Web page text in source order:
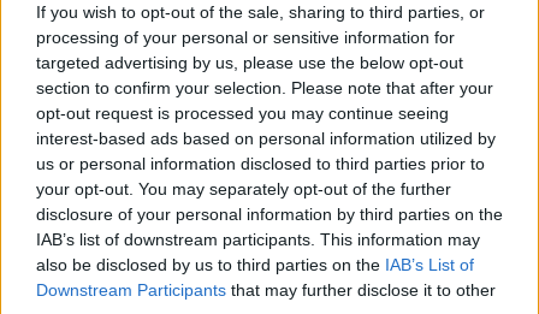
If you wish to opt-out of the sale, sharing to third parties, or
processing of your personal or sensitive information for
targeted advertising by us, please use the below opt-out
section to confirm your selection. Please note that after your
opt-out request is processed you may continue seeing
interest-based ads based on personal information utilized by
us or personal information disclosed to third parties prior to
your opt-out. You may separately opt-out of the further
disclosure of your personal information by third parties on the
IAB’s list of downstream participants. This information may
also be disclosed by us to third parties on the IAB’s List of
Downstream Participants that may further disclose it to other
idők javulásával szinte biztosan utolsó lesz majd. Nagy
tűzijáték várható itt!
16:21
Gyorsan változnak a dolgok! Alonso az élen 1:12.886-os
idővel, Ocon a második 133 ezredes lemaradással, de
meglepetés Gasly harmadik, illetőleg De Vries hatodik helye is.
16:21
A brit-thai versenyzőtől gyorsan elveszik az első pozíciót.
Egyelőre Verstappen és Russell került elé.